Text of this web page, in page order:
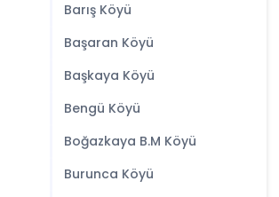
Barış Köyü
Başaran Köyü
Başkaya Köyü
Bengü Köyü
Boğazkaya B.M Köyü
Burunca Köyü